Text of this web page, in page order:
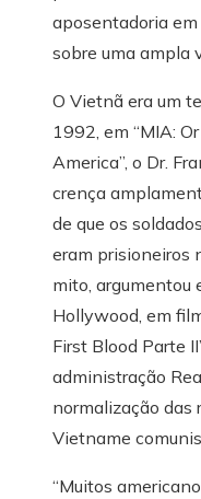
aposentadoria
sobre uma ampla
O Vietnã era um
1992, em “MIA:
America”, o Dr.
crença
de que os
eram prisioneiros
mito, argumentou
Hollywood, em
First Blood Parte
administração
normalização das
Vietname
“Muitos